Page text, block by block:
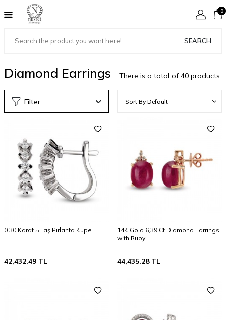
SEARCH
0
Diamond Earrings There is a total of40 products
Filter
0.30 Karat 5 Taş Pırlanta Küpe
42,432.49 TL
14K Gold 6,39 Ct Diamond Earrings
with Ruby
44,435.28TL